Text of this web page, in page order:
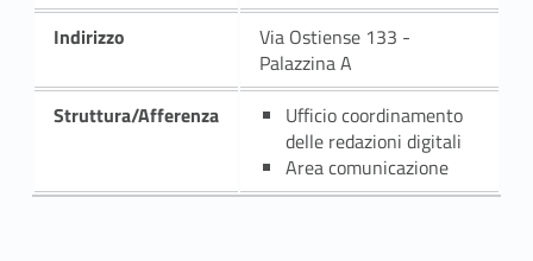
Indirizzo
Via Ostiense 133 -
Palazzina A
Struttura/Afferenza
Ufficio coordinamento
delle redazioni digitali
Area comunicazione